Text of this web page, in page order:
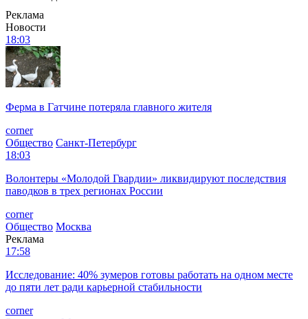
Реклама
Новости
18:03
Ферма в Гатчине потеряла главного жителя
corner
Общество Санкт-Петербург
18:03
Волонтеры «Молодой Гвардии» ликвидируют последствия
паводков в трех регионах России
corner
Общество Москва
Реклама
17:58
Исследование: 40% зумеров готовы работать на одном месте
до пяти лет ради карьерной стабильности
corner